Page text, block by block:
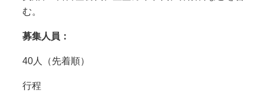
む。
募集人員：
40人（先着順）
行程